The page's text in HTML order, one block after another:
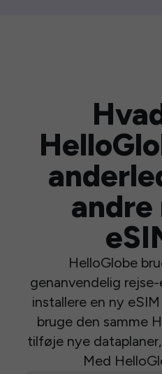
andre
HelloGlobe
genanvendelig
installere en ny
bruge den samme
tilføje nye
Med